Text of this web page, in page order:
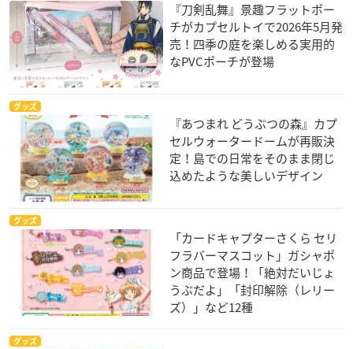
『刀剣乱舞』景趣フラットポー
チがカプセルトイで2026年5月発
売！四季の庭を楽しめる実用的
なPVCポーチが登場
グッズ
『あつまれ どうぶつの森』カプ
セルウォータードームが再販決
定！島での日常をそのまま閉じ
込めたような美しいデザイン
グッズ
「カードキャプターさくら セリ
フラバーマスコット」ガシャポ
ン商品で登場！「絶対だいじょ
うぶだよ」「封印解除（レリー
ズ）」など12種
グッズ